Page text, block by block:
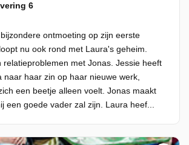
6
ontmoeting op zijn eerste
nu ook rond met Laura's geheim.
relatieproblemen met Jonas. Jessie heeft
naar haar zin op haar nieuwe werk,
een beetje alleen voelt. Jonas maakt
een goede vader zal zijn. Laura heef...